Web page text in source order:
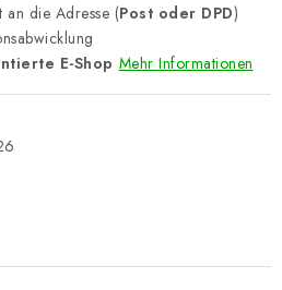
an die Adresse (Post oder DPD)
E-Shop Mehr Informationen